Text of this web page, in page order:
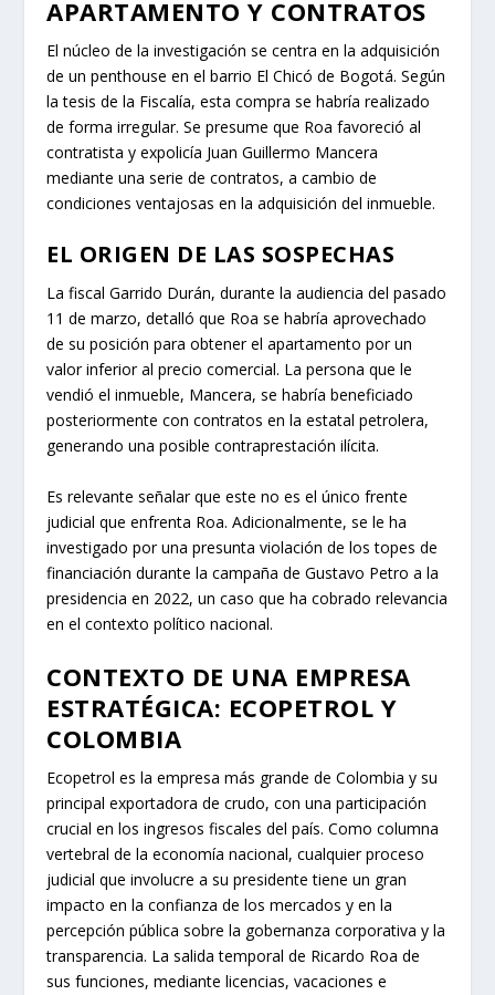
APARTAMENTO Y CONTRATOS
El núcleo de la investigación se centra en la adquisición
de un penthouse en el barrio El Chicó de Bogotá. Según
la tesis de la Fiscalía, esta compra se habría realizado
de forma irregular. Se presume que Roa favoreció al
contratista y expolicía Juan Guillermo Mancera
mediante una serie de contratos, a cambio de
condiciones ventajosas en la adquisición del inmueble.
EL ORIGEN DE LAS SOSPECHAS
La fiscal Garrido Durán, durante la audiencia del pasado
11 de marzo, detalló que Roa se habría aprovechado
de su posición para obtener el apartamento por un
valor inferior al precio comercial. La persona que le
vendió el inmueble, Mancera, se habría beneficiado
posteriormente con contratos en la estatal petrolera,
generando una posible contraprestación ilícita.
Es relevante señalar que este no es el único frente
judicial que enfrenta Roa. Adicionalmente, se le ha
investigado por una presunta violación de los topes de
financiación durante la campaña de Gustavo Petro a la
presidencia en 2022, un caso que ha cobrado relevancia
en el contexto político nacional.
CONTEXTO DE UNA EMPRESA
ESTRATÉGICA: ECOPETROL Y
COLOMBIA
Ecopetrol es la empresa más grande de Colombia y su
principal exportadora de crudo, con una participación
crucial en los ingresos fiscales del país. Como columna
vertebral de la economía nacional, cualquier proceso
judicial que involucre a su presidente tiene un gran
impacto en la confianza de los mercados y en la
percepción pública sobre la gobernanza corporativa y la
transparencia. La salida temporal de Ricardo Roa de
sus funciones, mediante licencias, vacaciones e